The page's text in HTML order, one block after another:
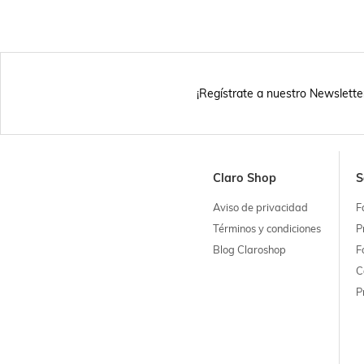
¡Regístrate a nuestro
Claro Shop
Aviso de privacidad
Términos y condiciones
Blog Claroshop